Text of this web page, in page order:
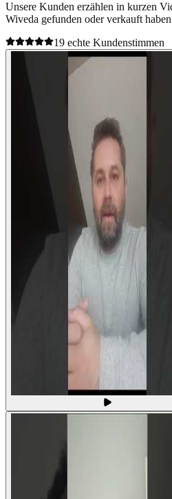
Unsere Kunden erzählen in kurzen
Wiveda gefunden oder verkauft
19 echte Kundenstimmen